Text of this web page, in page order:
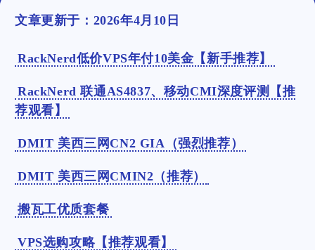
文章更新于：2026年4月10日
RackNerd低价VPS年付10美金【新手推荐】
RackNerd 联通AS4837、移动CMI深度评测【推
荐观看】
DMIT 美西三网CN2 GIA（强烈推荐）
DMIT 美西三网CMIN2（推荐）
搬瓦工优质套餐
VPS选购攻略【推荐观看】